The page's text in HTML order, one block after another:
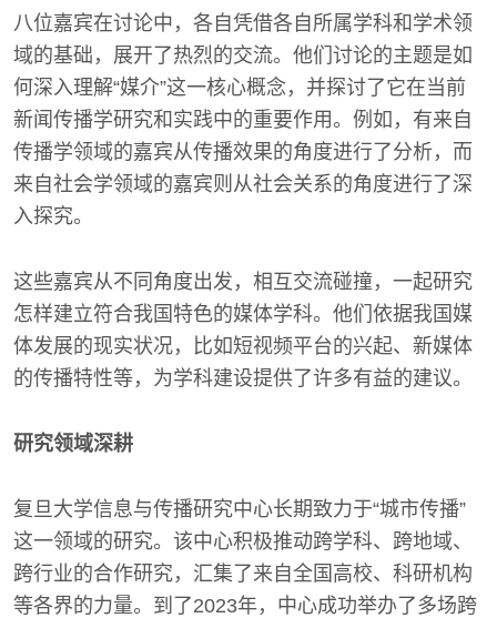
八位嘉宾在讨论中，各自凭借各自所属学科和学术领
域的基础，展开了热烈的交流。他们讨论的主题是如
何深入理解“媒介”这一核心概念，并探讨了它在当前
新闻传播学研究和实践中的重要作用。例如，有来自
传播学领域的嘉宾从传播效果的角度进行了分析，而
来自社会学领域的嘉宾则从社会关系的角度进行了深
入探究。
这些嘉宾从不同角度出发，相互交流碰撞，一起研究
怎样建立符合我国特色的媒体学科。他们依据我国媒
体发展的现实状况，比如短视频平台的兴起、新媒体
的传播特性等，为学科建设提供了许多有益的建议。
研究领域深耕
复旦大学信息与传播研究中心长期致力于“城市传播”
这一领域的研究。该中心积极推动跨学科、跨地域、
跨行业的合作研究，汇集了来自全国高校、科研机构
等各界的力量。到了2023年，中心成功举办了多场跨